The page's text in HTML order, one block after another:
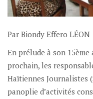
Par Biondy Effero LÉON
En prélude à son
prochain, les
Haïtiennes Journalistes
panoplie d’activités